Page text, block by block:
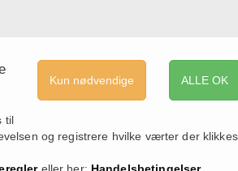
ALLE OK
Kun nødvendige
til
og registrere hvilke værter der klikkes